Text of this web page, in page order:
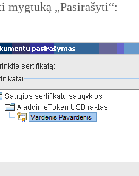
mygtuką „Pasirašyti“: